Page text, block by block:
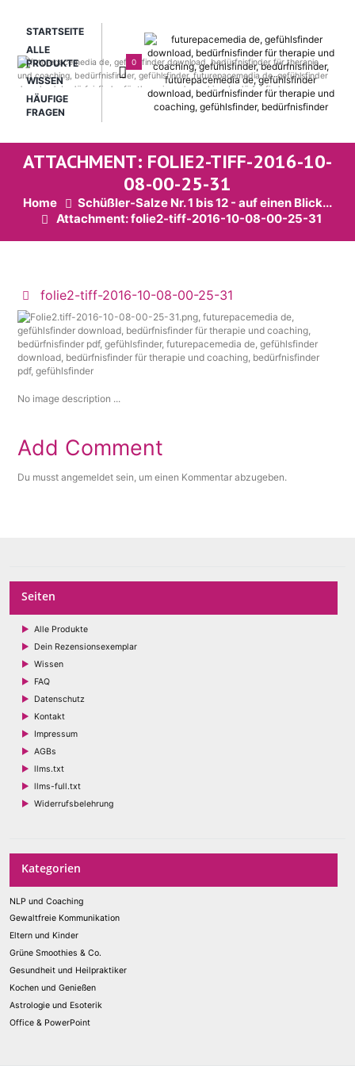
STARTSEITE
ALLE
PRODUKTE
WISSEN
HÄUFIGE
FRAGEN
0
ATTACHMENT: FOLIE2-TIFF-2016-10-
08-00-25-31
Home
Schüßler-Salze Nr. 1 bis 12 - auf einen Blick...
Attachment: folie2-tiff-2016-10-08-00-25-31
folie2-tiff-2016-10-08-00-25-31
No image description ...
Add Comment
Du musstangemeldet sein, um einen Kommentar abzugeben.
Seiten
Alle Produkte
Dein Rezensionsexemplar
Wissen
FAQ
Datenschutz
Kontakt
Impressum
AGBs
llms.txt
llms-full.txt
Widerrufsbelehrung
Kategorien
NLP und Coaching
Gewaltfreie Kommunikation
Eltern und Kinder
Grüne Smoothies & Co.
Gesundheit und Heilpraktiker
Kochen und Genießen
Astrologie und Esoterik
Office & PowerPoint